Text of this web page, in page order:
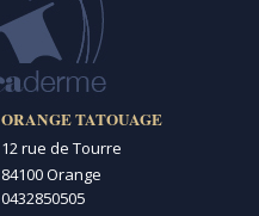
ORANGE TATOUAGE
12 rue de Tourre
84100 Orange
0432850505